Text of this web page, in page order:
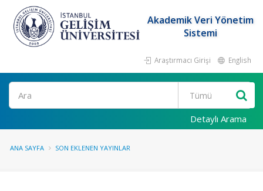
Akademik Veri Yönetim
Sistemi
Araştırmacı Girişi English
Ara
Detaylı Arama
ANA SAYFA SON EKLENEN YAYINLAR